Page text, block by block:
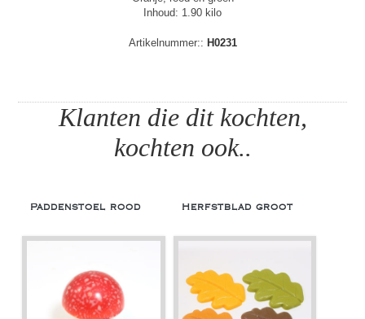
Inhoud: 1.90 kilo
Artikelnummer:: H0231
Klanten die dit kochten,
kochten ook..
Paddenstoel rood Herfstblad groot